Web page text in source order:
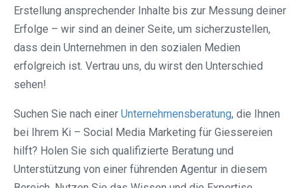
Erstellung ansprechender Inhalte bis zur Messung deiner
Erfolge – wir sind an deiner Seite, um sicherzustellen,
dass dein Unternehmen in den sozialen Medien
erfolgreich ist. Vertrau uns, du wirst den Unterschied
sehen!
Suchen Sie nach einer Unternehmensberatung, die Ihnen
bei Ihrem Ki – Social Media Marketing für Giessereien
hilft? Holen Sie sich qualifizierte Beratung und
Unterstützung von einer führenden Agentur in diesem